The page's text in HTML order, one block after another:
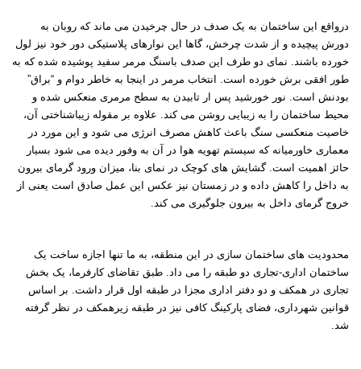
درواقع این ساختمان به یک صدف در حال چرخیدن می ماند که روبان به
دورش پیچیده و از شدت چرخش، گاها این نوارهای پلاستیکی دور خود نیز لول
خورده باشند. نمای دو طرف این صدف باسنگ مرمر سفید پوشیده شده که به
طور افقی برش خورده است. انتخاب مرمر در اینجا به خاطر دوام و “براق”
بودنش است. نور خورشید پس ار تابیدن به سطح مرمری منعکس شده و
محیط ساختمان را به زیبایی روشن می کند. علاوه بر مقوله زیباشناختی آن،
خاصیت منعکسی سنگ باعث کاهش مصرف انرژی می شود و این مورد در
معماری خاورمیانه که سیستم تهویه هوا در آن به وفور دیده می شود بسیار
حائز اهمیت است. گشایش های کوچک در نمای بنا، میزان ورود گرمای بیرون
به داخل را کاهش داده و در زمستان نیز عکس این عمل صادق است یعنی از
خروج گرمای داخل به بیرون جلوگیری می کند.
محدودیت های ساختمان سازی در این منطقه، به ما تنها اجازه ساخت یک
ساختمان اداری-تجاری دو طبقه را می داد. طبق تقاضای کارفرما، یک بخش
تجاری در همکف و دو دفتر اداری مجزا در طبقه اول قرار داشت. بر اساس
قوانین شهرداری، فضای پارکینگ کافی نیز در طبقه زیرهمکف در نظر گرفته
شد.